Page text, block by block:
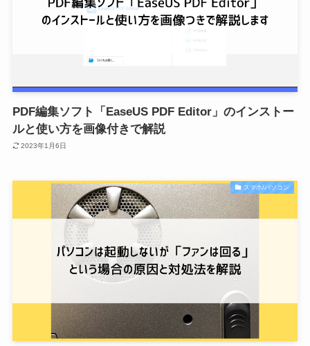
PDF編集ソフト「EaseUS PDF Editor」のインストー
ルと使い方を画像付きで解説
2023年1月6日
スマホ/パソコン